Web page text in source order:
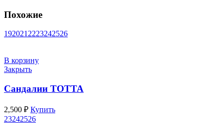
Похожие
192021 2223242526
В корзину
Закрыть
Сандалии ТОТТА
2,500 ₽ Купить
23242526